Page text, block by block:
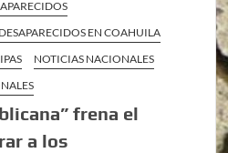
DESAPARECIDOS EN COAHUILA
NOTICIAS NACIONALES
frena el
a los